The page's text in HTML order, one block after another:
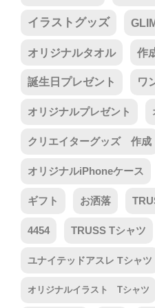
イラストグッズ
オリジナルタオル 作
誕生日プレゼント ワ
オリジナルプレゼント
クリエイターグッズ 作成
オリジナルiPhoneケース
ギフト お洒落
4454 TRUSS Tシャツ
ユナイテッドアスレ Tシャツ
オリジナルイラスト Tシャツ